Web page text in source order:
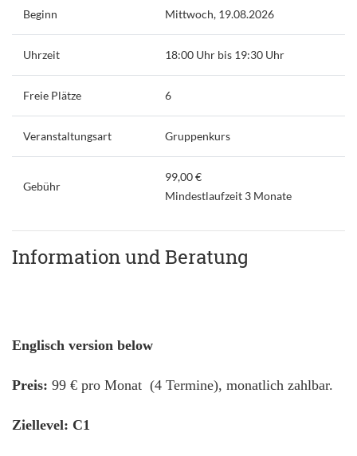
Beginn Mittwoch, 19.08.2026
Uhrzeit 18:00 Uhr bis 19:30 Uhr
Freie Plätze 6
Veranstaltungsart Gruppenkurs
Gebühr
99,00 €
Mindestlaufzeit 3 Monate
Information und Beratung
Englisch version below
Preis: 99 € pro Monat (4 Termine), monatlich zahlbar.
Ziellevel: C1